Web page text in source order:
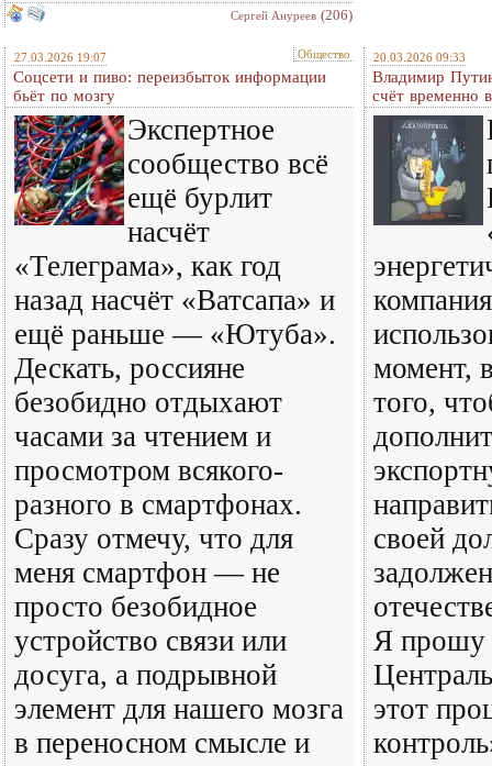
Сергей Ануреев (206)
27.03.2026 19:07 Общество
Соцсети и пиво: переизбыток информации
бьёт по мозгу
Экспертное
сообщество всё
ещё бурлит
насчёт
«Телеграма», как год
назад насчёт «Ватсапа» и
ещё раньше — «Ютуба».
Дескать, россияне
безобидно отдыхают
часами за чтением и
просмотром всякого-
разного в смартфонах.
Сразу отмечу, что для
меня смартфон — не
просто безобидное
устройство связи или
досуга, а подрывной
элемент для нашего мозга
в переносном смысле и
20.03.2026 09:33
Владимир
счёт временно
момент,
того,
своей
Я прошу
этот